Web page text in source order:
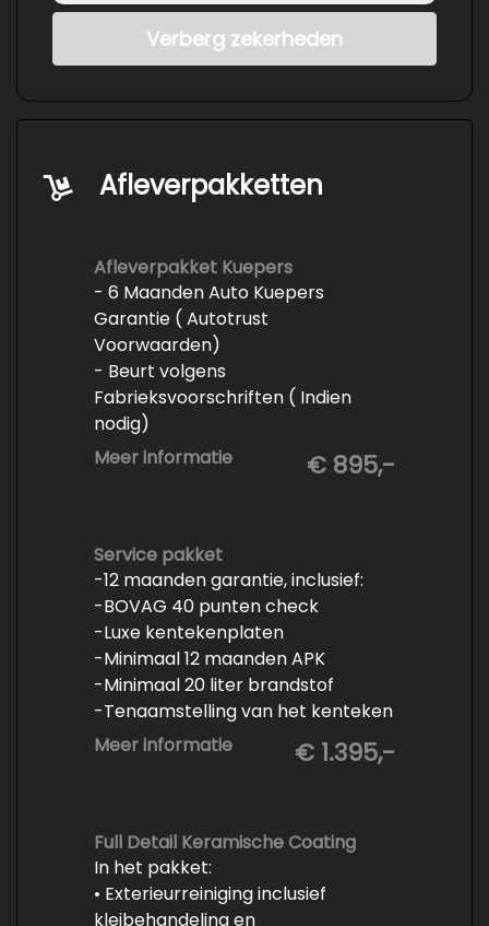
Verberg zekerheden
Afleverpakketten
Afleverpakket Kuepers
- 6 Maanden Auto Kuepers
Garantie ( Autotrust
Voorwaarden)
- Beurt volgens
Fabrieksvoorschriften ( Indien
nodig)
- Minimaal 6 maanden APK
- Minimaal 3 mm banden profiel
vrijwaren
- Volledige inspectie
- Poetsen binnen en buiten
Meer informatie € 895,-
Service pakket
-12 maanden garantie, inclusief:
-BOVAG 40 punten check
-Luxe kentekenplaten
-Minimaal 12 maanden APK
-Minimaal 20 liter brandstof
-Tenaamstelling van het kenteken
-Vrijwaren van de inruilauto
polijsten
Meer informatie € 1.395,-
Full Detail Keramische Coating
In het pakket:
• Exterieurreiniging inclusief
kleibehandeling en